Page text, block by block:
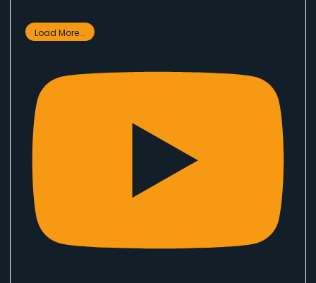
Load More...